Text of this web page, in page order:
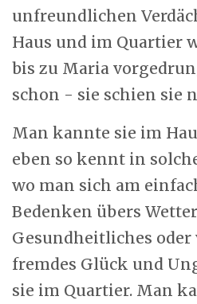
unfreundlichen
Haus und im Quartier
bis zu Maria
schon - sie schien sie
Man kannte sie im
eben so kennt in
wo man sich am
Bedenken übers
Gesundheitliches
fremdes Glück und
sie im Quartier. Man